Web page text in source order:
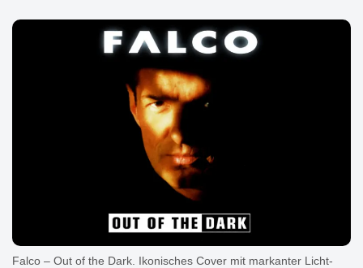
Falco – Out of the Dark. Ikonisches Cover mit markanter Licht-